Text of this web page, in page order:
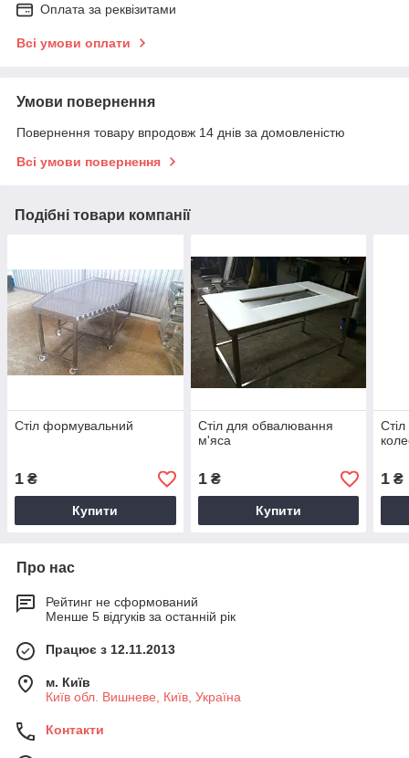
Оплата за реквізитами
Всі умови оплати
Умови повернення
Повернення товару впродовж 14 днів за домовленістю
Всі умови повернення
Подібні товари компанії
Стіл формувальний
1 ₴
Купити
Стіл для обвалювання
м'яса
1₴
Купити
1 ₴
Про нас
Рейтинг не сформований
Менше 5 відгуків за останній рік
Працює з 12.11.2013
м. Київ
Київ обл. Вишневе, Київ, Україна
Контакти